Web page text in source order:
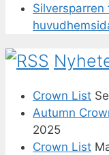
Crown List
Autumn
2025
Crown List